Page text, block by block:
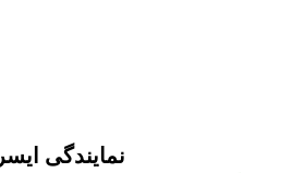
نمایندگی ایسر